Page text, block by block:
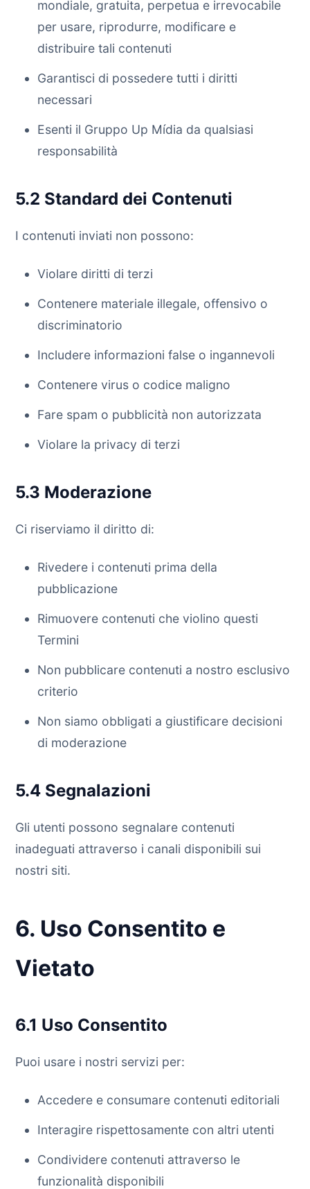
mondiale, gratuita, perpetua e irrevocabile
per usare, riprodurre, modificare e
distribuire tali contenuti
Garantisci di possedere tutti i diritti
necessari
Esenti il Gruppo Up Mídia da qualsiasi
responsabilità
5.2 Standard dei Contenuti
I contenuti inviati non possono:
Violare diritti di terzi
Contenere materiale illegale, offensivo o
discriminatorio
Includere informazioni false o ingannevoli
Contenere virus o codice maligno
Fare spam o pubblicità non autorizzata
Violare la privacy di terzi
5.3 Moderazione
Ci riserviamo il diritto di:
Rivedere i contenuti prima della
pubblicazione
Rimuovere contenuti che violino questi
Termini
Non pubblicare contenuti a nostro esclusivo
criterio
Non siamo obbligati a giustificare decisioni
di moderazione
5.4 Segnalazioni
Gli utenti possono segnalare contenuti
inadeguati attraverso i canali disponibili sui
nostri siti.
6. Uso Consentito e
Vietato
6.1 Uso Consentito
Puoi usare i nostri servizi per:
Accedere e consumare contenuti editoriali
Interagire rispettosamente con altri utenti
Condividere contenuti attraverso le
funzionalità disponibili